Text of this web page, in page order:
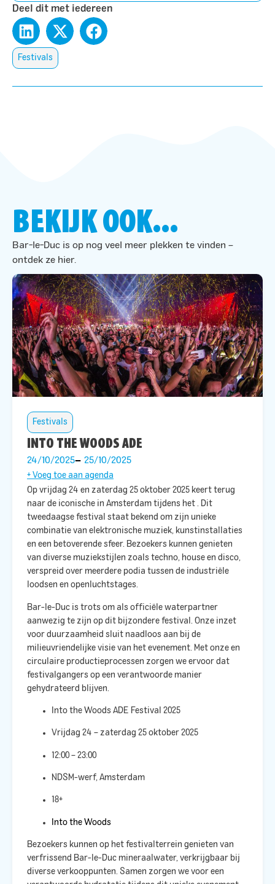
Deel dit met iedereen
Festivals
BEKIJK OOK...
Bar-le-Duc is op nog veel meer plekken te vinden –
ontdek ze hier.
Festivals
INTO THE WOODS ADE
24/10/2025 25/10/2025
+ Voeg toe aan agenda
Op vrijdag 24 en zaterdag 25 oktober 2025 keert terug
naar de iconische in Amsterdam tijdens het . Dit
tweedaagse festival staat bekend om zijn unieke
combinatie van elektronische muziek, kunstinstallaties
en een betoverende sfeer. Bezoekers kunnen genieten
van diverse muziekstijlen zoals techno, house en disco,
verspreid over meerdere podia tussen de industriële
loodsen en openluchtstages. ​
Bar-le-Duc is trots om als officiële waterpartner
aanwezig te zijn op dit bijzondere festival. Onze inzet
voor duurzaamheid sluit naadloos aan bij de
milieuvriendelijke visie van het evenement. Met onze en
circulaire productieprocessen zorgen we ervoor dat
festivalgangers op een verantwoorde manier
gehydrateerd blijven.​
Into the Woods ADE Festival 2025
Vrijdag 24 – zaterdag 25 oktober 2025
12:00 – 23:00
NDSM-werf, Amsterdam
18+
Into the Woods
Bezoekers kunnen op het festivalterrein genieten van
verfrissend Bar-le-Duc mineraalwater, verkrijgbaar bij
diverse verkooppunten. Samen zorgen we voor een